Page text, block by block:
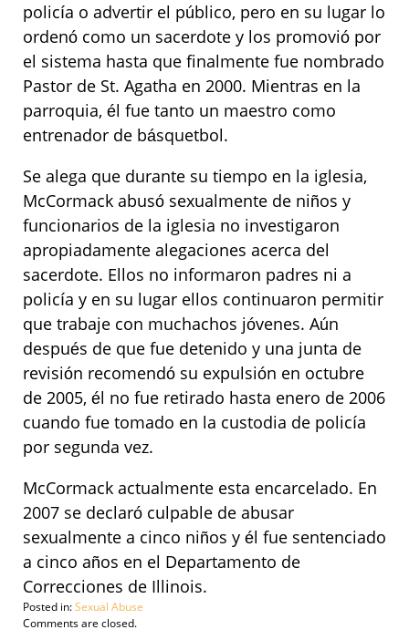
policía o advertir el público, pero en su lugar lo
ordenó como un sacerdote y los promovió por
el sistema hasta que finalmente fue nombrado
Pastor de St. Agatha en 2000. Mientras en la
parroquia, él fue tanto un maestro como
entrenador de básquetbol.
Se alega que durante su tiempo en la iglesia,
McCormack abusó sexualmente de niños y
funcionarios de la iglesia no investigaron
apropiadamente alegaciones acerca del
sacerdote. Ellos no informaron padres ni a
policía y en su lugar ellos continuaron permitir
que trabaje con muchachos jóvenes. Aún
después de que fue detenido y una junta de
revisión recomendó su expulsión en octubre
de 2005, él no fue retirado hasta enero de 2006
cuando fue tomado en la custodia de policía
por segunda vez.
McCormack actualmente esta encarcelado. En
2007 se declaró culpable de abusar
sexualmente a cinco niños y él fue sentenciado
a cinco años en el Departamento de
Correcciones de Illinois.
Posted in:Sexual Abuse
Updated:
Comments are closed.